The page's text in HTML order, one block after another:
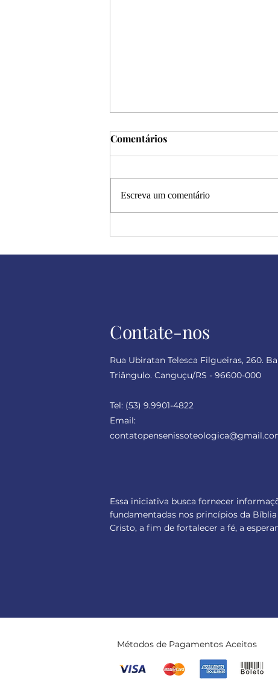
Comentários
Escreva um comentário
Contate-nos
Rua Ubiratan Telesca Filgueiras, 260.
Triângulo. Canguçu/RS - 96600-000
Tel: (53) 9.9901-4822
Email:
contatopensenissoteologica
Essa iniciativa busca fornecer
fundamentadas nos princípios da
Cristo, a fim de fortalecer a fé, a
Métodos de Pagamentos Aceitos